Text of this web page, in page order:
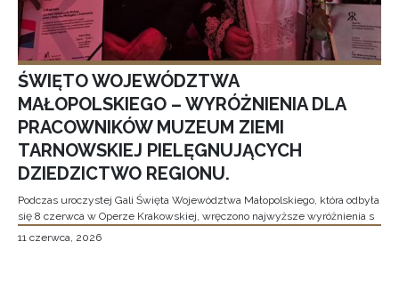
ŚWIĘTO WOJEWÓDZTWA
MAŁOPOLSKIEGO – WYRÓŻNIENIA DLA
PRACOWNIKÓW MUZEUM ZIEMI
TARNOWSKIEJ PIELĘGNUJĄCYCH
DZIEDZICTWO REGIONU.
Podczas uroczystej Gali Święta Województwa Małopolskiego, która odbyła
się 8 czerwca w Operze Krakowskiej, wręczono najwyższe wyróżnienia s
11 czerwca, 2026